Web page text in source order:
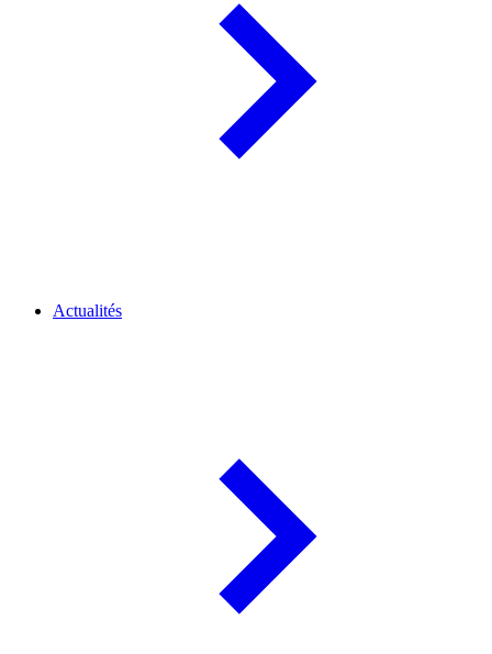
Actualités